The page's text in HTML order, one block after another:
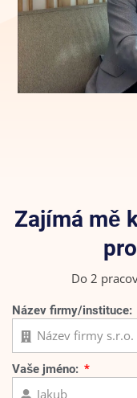
Zajímá mě
Do 2
Název firmy/instituce:
Vaše jméno: